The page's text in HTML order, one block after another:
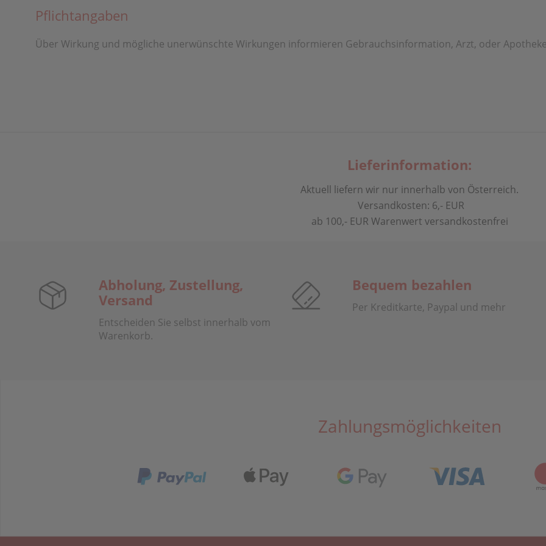
Pflichtangaben
Über Wirkung und mögliche unerwünschte Wirkungen informieren Gebrauchsinformation, Arzt, oder
Lieferinformation:
Aktuell liefern wir nur innerhalb von Österreich.
Versandkosten: 6,- EUR
ab 100,- EUR Warenwert versandkostenfrei
Abholung, Zustellung,
Versand
Entscheiden Sie selbst innerhalb vom
Warenkorb.
Bequem bezahlen
Per Kreditkarte, Paypal und mehr
Zahlungsmöglichkeiten